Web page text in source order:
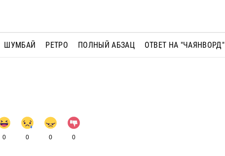
ШУМБАЙ РЕТРО ПОЛНЫЙ АБЗАЦ ОТВЕТ НА "ЧАЯНВОРД"
0 0 0 0